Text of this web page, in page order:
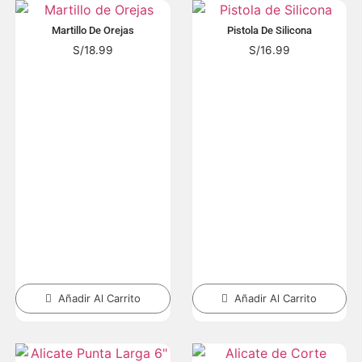
Martillo De Orejas
S/18.99
Añadir Al Carrito
Pistola De Silicona
S/16.99
Añadir Al Carrito